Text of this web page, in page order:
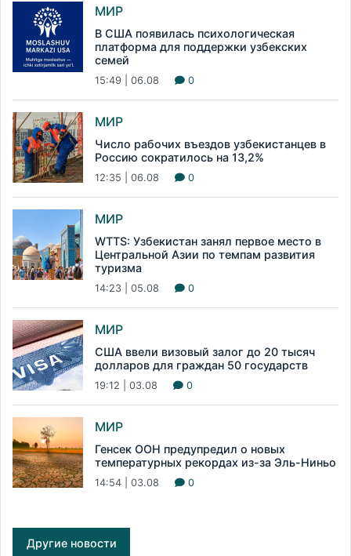
МИР
В США появилась психологическая
платформа для поддержки узбекских
семей
15:49 | 06.08 0
МИР
Число рабочих въездов узбекистанцев в
Россию сократилось на 13,2%
12:35 | 06.08 0
МИР
WTTS: Узбекистан занял первое место в
Центральной Азии по темпам развития
туризма
14:23 | 05.08 0
МИР
США ввели визовый залог до 20 тысяч
долларов для граждан 50 государств
19:12 | 03.08 0
МИР
Генсек ООН предупредил о новых
температурных рекордах из-за Эль-Ниньо
14:54 | 03.08 0
Другие новости